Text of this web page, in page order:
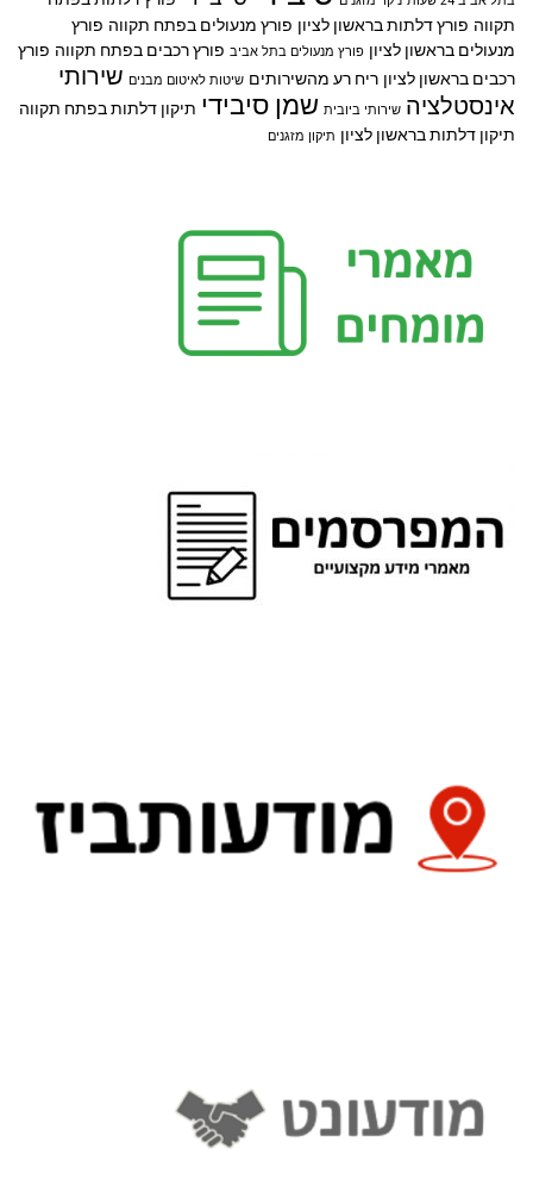
תקווה פורץ דלתות בראשון לציון פורץ מנעולים בפתח תקווה פורץ
מנעולים בראשון לציון פורץ מנעולים בתל אביב פורץ רכבים בפתח תקווה פורץ
רכבים בראשון לציון ריח רע מהשירותים שיטות לאיטום מבנים שירותי
אינסטלציה שירותי ביובית שמן סיבידי תיקון דלתות בפתח תקווה
תיקון דלתות בראשון לציון תיקון מזגנים